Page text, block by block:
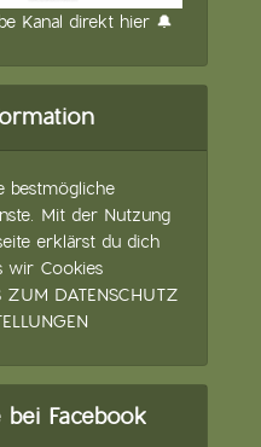
Kanal direkt hier 🔔
bestmögliche
Mit der Nutzung
erklärst du dich
wir Cookies
ZUM DATENSCHUTZ
Facebook